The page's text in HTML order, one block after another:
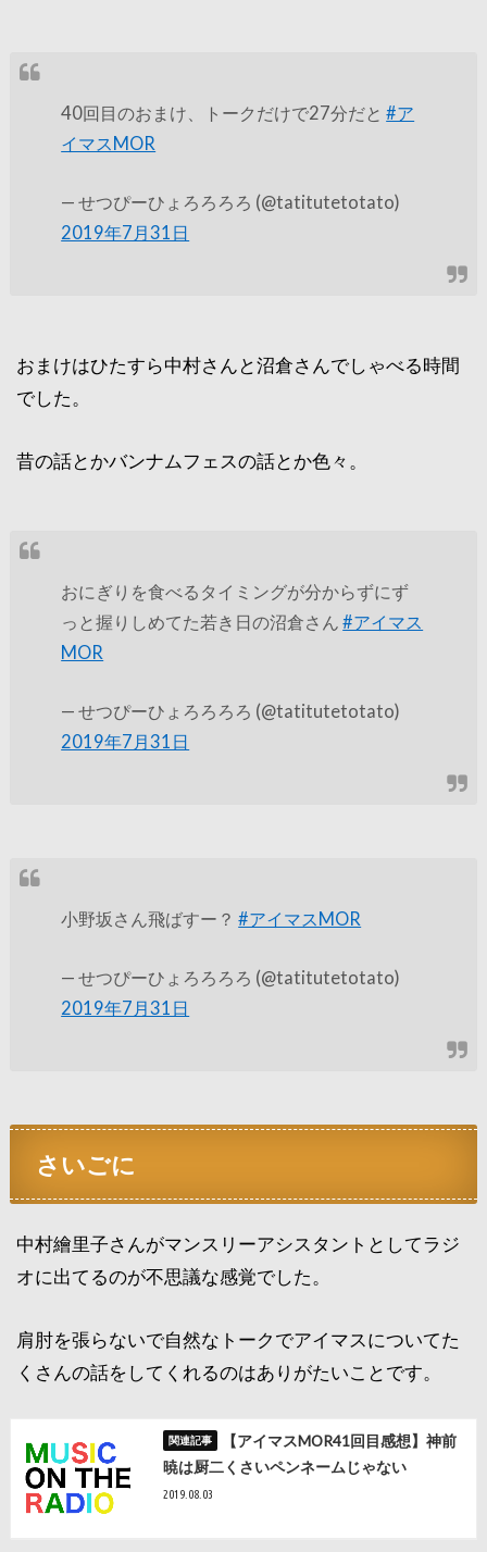
40回目のおまけ、トークだけで27分だと#ア
イマスMOR
— せつぴーひょろろろろ (@tatitutetotato)
2019年7月31日
おまけはひたすら中村さんと沼倉さんでしゃべる時間
でした。
昔の話とかバンナムフェスの話とか色々。
おにぎりを食べるタイミングが分からずにず
っと握りしめてた若き日の沼倉さん#アイマス
MOR
— せつぴーひょろろろろ (@tatitutetotato)
2019年7月31日
小野坂さん飛ばすー？#アイマスMOR
— せつぴーひょろろろろ (@tatitutetotato)
2019年7月31日
さいごに
中村繪里子さんがマンスリーアシスタントとしてラジ
オに出てるのが不思議な感覚でした。
肩肘を張らないで自然なトークでアイマスについてた
くさんの話をしてくれるのはありがたいことです。
【アイマスMOR41回目感想】神前
暁は厨二くさいペンネームじゃない
2019.08.03